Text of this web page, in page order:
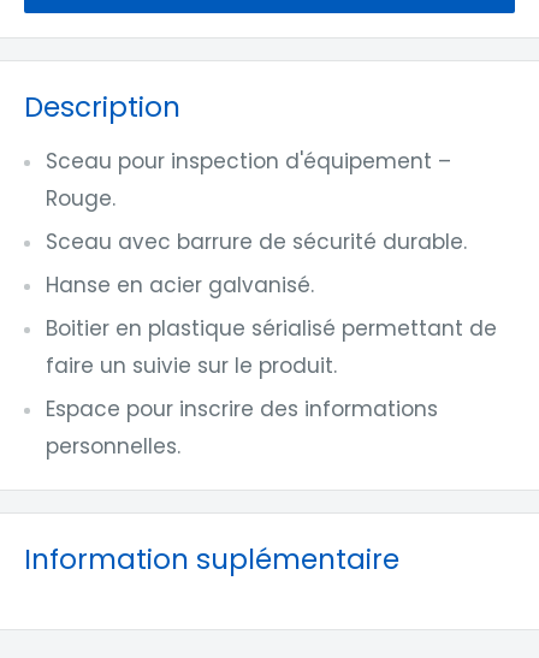
Description
Sceau pour inspection d'équipement –
Rouge.
Sceau avec barrure de sécurité durable.
Hanse en acier galvanisé.
Boitier en plastique sérialisé permettant de
faire un suivie sur le produit.
Espace pour inscrire des informations
personnelles.
Information suplémentaire